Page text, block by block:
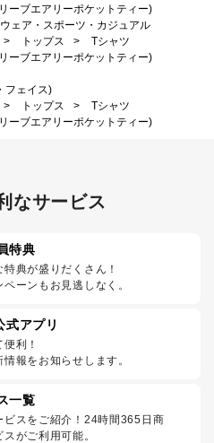
ーブエアリーポケットティー)
ウェア・スポーツ・カジュアル
> トップス >
Tシャツ
ーブエアリーポケットティー)
フェイス)
> トップス >
Tシャツ
ーブエアリーポケットティー)
なサービス
特典
典が盛りだくさん！
ーンもお見逃しなく。
式アプリ
利！
報をお知らせします。
一覧
ビスをご紹介！24時間365日商
がご利用可能。